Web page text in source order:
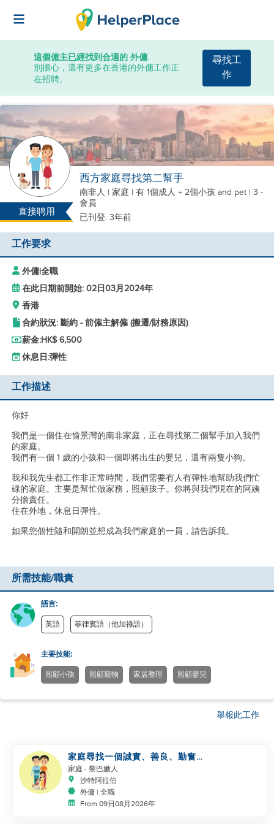
這個僱主已經找到合適的 外傭.
別擔心，還有更多在香港的外傭工作正
在招聘。
尋找工
作
直接聘用
西方家庭尋找第二幫手
南非人 | 家庭 | 有 1個成人 + 2個小孩 and pet | 3 -
會員
已刊登: 3年前
工作要求
外傭|全職
在此日期前開始: 02日03月2024年
香港
合約狀況: 斷約 - 前僱主解僱 (搬遷/財務原因)
薪金:HK$ 6,500
休息日:彈性
工作描述
你好
我們是一個住在愉景灣的南非家庭，正在尋找第二個幫手加入我們
的家庭。
我們有一個 1 歲的小孩和一個即將出生的嬰兒，還有兩隻小狗。
我和我先生都工作非正常時間，我們需要有人有彈性地幫助我們忙
碌的家庭。主要是幫忙做家務，照顧孩子。你將與我們現在的阿姨
分擔責任。
住在外地，休息日彈性。
如果您個性隨和開朗並想成為我們家庭的一員，請告訴我。
所需技能/職責
語言:
英語 菲律賓語（他加祿語）
主要技能:
照顧小孩 照顧寵物 家居整理 照顧嬰兒
舉報此工作
家庭尋找一個誠實、善良、勤奮的
工作者
家庭 - 黎巴嫩人
沙特阿拉伯
外傭 | 全職
From 09日08月2026年